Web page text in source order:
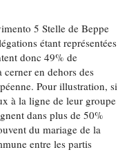
5 Stelle de Beppe
étant représentées
donc 49% de
en dehors des
Pour illustration, si
à la ligne de leur groupe
dans plus de 50%
du mariage de la
entre les partis